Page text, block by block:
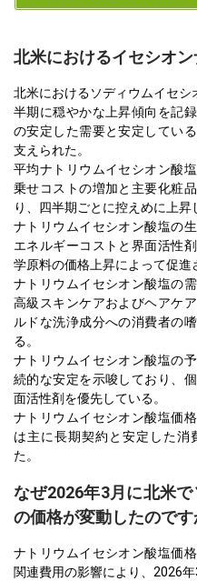
北米におけるイセシオ
北米におけるソディウムイセ
半期に穏やかな上昇傾向を記
の安定した需要と安定してい
支えられた。
平均ナトリウムイセシオン酸
乗せコストの増加と主要化粧
り、四半期ごとに控えめに上昇
ナトリウムイセシオン酸塩の
エネルギーコストと界面活性
学原料の価格上昇によって促進
ナトリウムイセシオン酸塩の
高級スキンケアおよびヘアケ
ルドな洗浄成分への消費者の
る。
ナトリウムイセシオン酸塩の
続的な安定を示唆しており、
面活性剤を優先している。
ナトリウムイセシオン酸塩価
は主に長期契約と安定した消
た。
なぜ2026年3月に北米
の価格が変動したのです
ナトリウムイセシオン酸塩価
関連費用の影響により、2026年